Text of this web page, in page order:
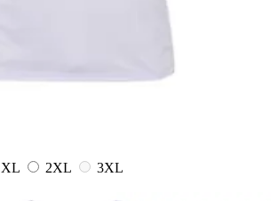
XL 2XL
3XL